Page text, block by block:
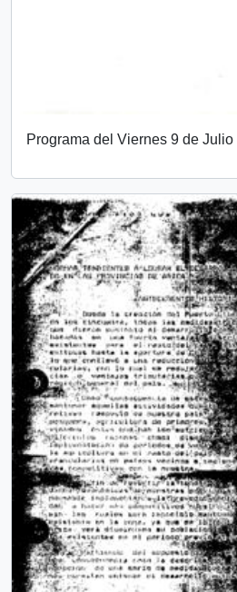
Programa del Viernes 9 de